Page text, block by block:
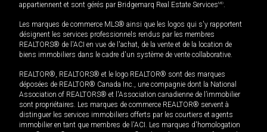
appartiennent et sont gérés par Bridgemarq Real Estate ServicesMD.
Les marques de commerce MLS® ainsi que les logos qui s'y rapportent
désignent les services professionnels rendus par les membres
REALTORS® de l'ACI en vue de l'achat, de la vente et de la location de
biens immobiliers dans le cadre d'un système de vente collaborative.
REALTOR®, REALTORS® et le logo REALTOR® sont des marques
déposées de REALTOR® Canada Inc., une compagnie dont la National
Association of REALTORS® et l'Association canadienne de l’immobilier
sont propriétaires. Les marques de commerce REALTOR® servent à
distinguer les services immobiliers offerts par les courtiers et agents
immobilier en tant que membres de l'ACI. Les marques d'homologation